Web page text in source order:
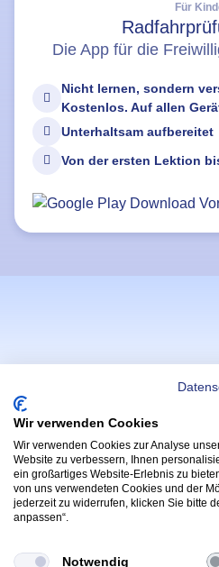
Wir verwenden Cookies
Wir verwenden Cookies zur Analyse
Website zu verbessern, Ihnen
ein großartiges Website-Erlebnis zu
von uns verwendeten Cookies und der
jederzeit zu widerrufen, klicken Sie bitte
anpassen“.
Notwendig
Für
Die App für die
Nicht lernen, sondern
Kostenlos. Auf allen
Unterhaltsam aufbereitet
Von der ersten Lektion
WICHTIGE LINKS
Helmi Post
Kontakt & Support